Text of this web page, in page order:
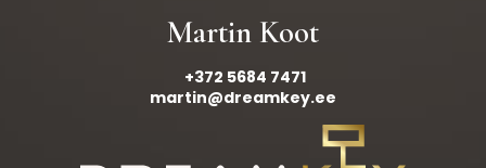
Martin Koot
+372 5684 7471
martin@dreamkey.ee